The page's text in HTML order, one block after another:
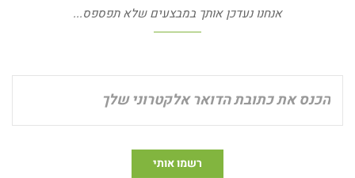
אנחנו נעדכן אותך במבצעים שלא תפספס...